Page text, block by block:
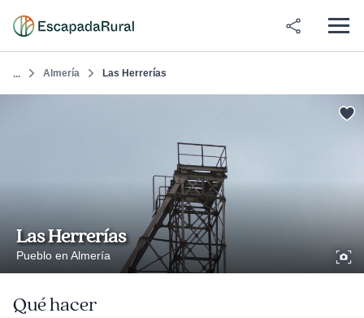
... Almería Las Herrerías
Las Herrerías
Pueblo en Almería
Qué hacer